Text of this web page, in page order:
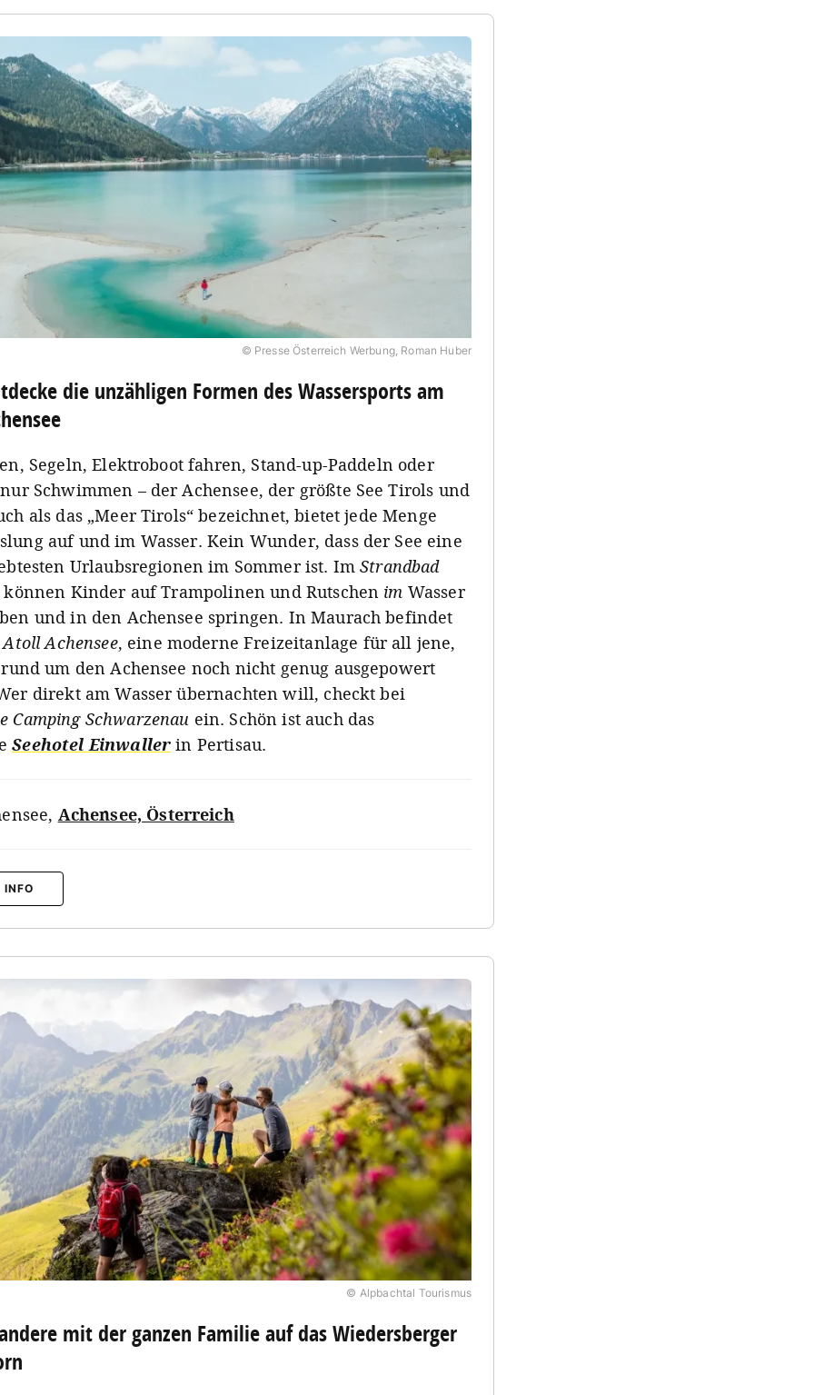
© Presse Österreich Werbung, Roman Huber
die unzähligen Formen des Wassersports am
Segeln, Elektroboot fahren, Stand-up-Paddeln oder
Schwimmen – der Achensee, der größte See Tirols und
als das „Meer Tirols“ bezeichnet, bietet jede Menge
auf und im Wasser. Kein Wunder, dass der See eine
Urlaubsregionen im Sommer ist. ImStrandbad
können Kinder auf Trampolinen und Rutschen im Wasser
und in den Achensee springen. In Maurach befindet
Atoll Achensee, eine moderne Freizeitanlage für all jene,
um den Achensee noch nicht genug ausgepowert
direkt am Wasser übernachten will, checkt bei
Camping Schwarzenau ein. Schön ist auch das
Seehotel Einwaller in Pertisau.
, Achensee, Österreich
INFO
© Alpbachtal Tourismus
mit der ganzen Familie auf das Wiedersberger